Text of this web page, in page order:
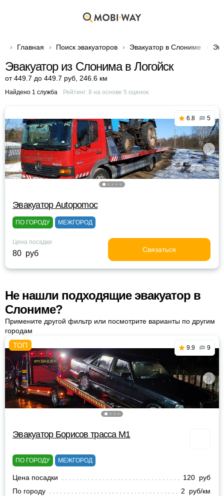
Главная Поиск эвакуаторов Эвакуатор в Слониме
Эвакуатор из Слонима в Логойск
от 449.7 до 449.7 руб 246.6 км
Найдено 1 служба Рейтинг: 8 на основе 5 оценок
6.8 5
Эвакуатор Autopomoc
ПО ГОРОДУ МЕЖГОРОД
Цена посадки
80 руб Связаться
Не нашли подходящие эвакуатор в
Слониме?
Примените другой фильтр или посмотрите варианты по другим
городам
9.9 9
Эвакуатор Борисов трасса М1
ПО ГОРОДУ МЕЖГОРОД
Цена посадки
120 руб
По городу
2 руб/км